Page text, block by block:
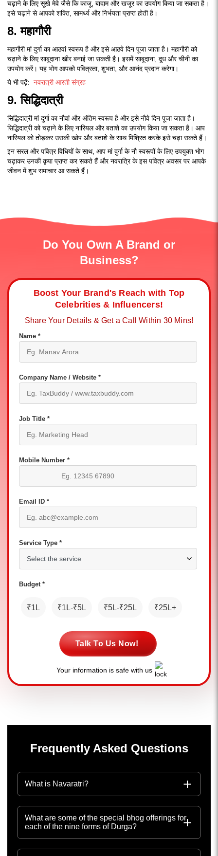
चढ़ाने के लिए सूखे मेवे जैसे कि काजू, बादाम और खजूर का उपयोग किया जा सकता है।
इसे चढ़ाने से आपको शक्ति, सामर्थ्य और निर्भयता प्राप्त होती है।
8. महागौरी
महागौरी मां दुर्गा का आठवां स्वरूप है और इसे आठवे दिन पूजा जाता है। महागौरी को
चढ़ाने के लिए साबूदाना खीर बनाई जा सकती है। इसमें साबूदाना, दूध और चीनी का
उपयोग करें। यह भोग आपको पवित्रता, शुभता, और आनंद प्रदान करेगा।
ये भी पढ़ें: नवरात्री आरती संग्रह
9. सिद्धिदात्री
सिद्धिदात्री मां दुर्गा का नौवां और अंतिम स्वरूप है और इसे नौवे दिन पूजा जाता है।
सिद्धिदात्री को चढ़ाने के लिए नारियल और बताशे का उपयोग किया जा सकता है। आप
नारियल को तोड़कर उसकी खोप और बताशे के साथ मिश्रित करके इसे चढ़ा सकते हैं।
इन सरल और पवित्र विधियों के साथ, आप मां दुर्गा के नौ स्वरूपों के लिए उपयुक्त भोग
चढ़ाकर उनकी कृपा प्राप्त कर सकते हैं और नवरात्रि के इस पवित्र अवसर पर आपके
जीवन में शुभ समाचार आ सकते हैं।
Do You Own A Brand or
Business?
Boost Your Brand's Reach with Top
Celebrities & Influencers!
Share Your Details & Get a Call Within 30 Mins!
Name *
Company Name / Website *
Job Title *
Mobile Number *
Email ID *
Service Type *
Budget *
₹1L ₹1L-₹5L ₹5L-₹25L ₹25L+
Talk To Us Now!
Your information is safe with us
Frequently Asked Questions
What is Navaratri?
What are some of the special bhog offerings for
each of the nine forms of Durga?